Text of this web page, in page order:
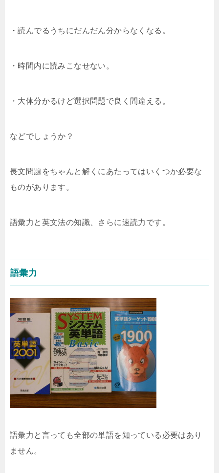
・読んでるうちにだんだん分からなくなる。
・時間内に読みこなせない。
・大体分かるけど選択問題で良く間違える。
などでしょうか？
長文問題をちゃんと解くにあたってはいくつか必要な
ものがあります。
語彙力と英文法の知識、さらに速読力です。
語彙力
語彙力と言っても全部の単語を知っている必要はあり
ません。